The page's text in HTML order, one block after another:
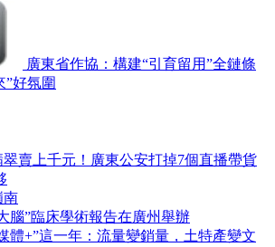
廣東省作協：構建“引育留用”全鏈條
”好氛圍
翠賣上千元！廣東公安打掉7個直播帶貨
南
腦”臨床學術報告在廣州舉辦
體+”這一年：流量變銷量，土特產變文